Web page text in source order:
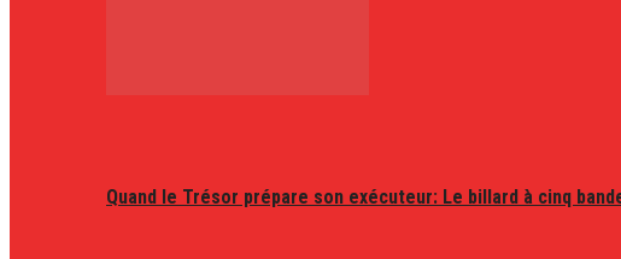
Quand le Trésor prépare son exécuteur: Le billard à cinq